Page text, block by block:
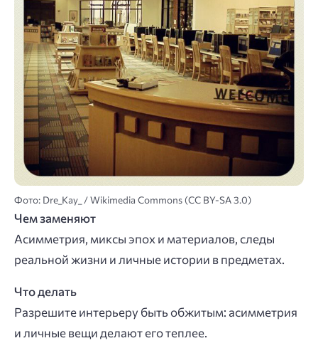
Фото: Dre_Kay_ / Wikimedia Commons (CC BY-SA 3.0)
Чем заменяют
Асимметрия, миксы эпох и материалов, следы
реальной жизни и личные истории в предметах.
Что делать
Разрешите интерьеру быть обжитым: асимметрия
и личные вещи делают его теплее.